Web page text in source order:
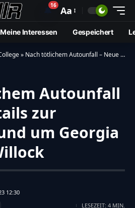
🔔16 Aa
Meine Interessen Gespeichert
» Nach tötlichem Autounfall – Neue Details zur Tragödie rund um Georgia Lineman Willock
Autounfall
zur
um Georgia
12:30
LESEZEIT: 4 MIN.